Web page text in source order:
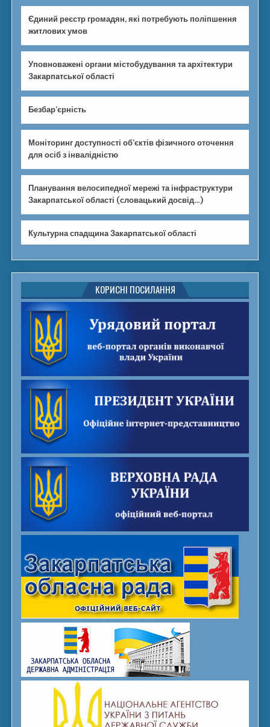
Єдиний реєстр громадян, які потребують поліпшення
житлових умов
Уповноважені органи містобудування та архітектури
Закарпатської області
Безбар’єрність
Моніторинг доступності об’єктів фізичного оточення
для осіб з інвалідністю
Планування велосипедної мережі та інфраструктури
Закарпатської області (словацький досвід…)
Культурна спадщина Закарпатської області
КОРИСНІ ПОСИЛАННЯ